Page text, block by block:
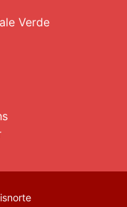
Verde